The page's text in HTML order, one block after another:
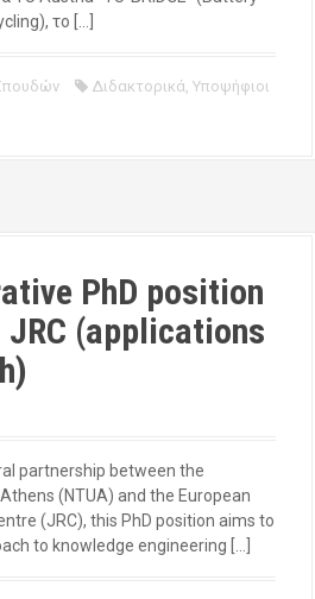
το […]
Διδακτορικά Υποψήφιοι
PhD position
JRC (applications
partnership between the
(NTUA) and the European
(JRC), this PhD position aims to
to knowledge engineering […]